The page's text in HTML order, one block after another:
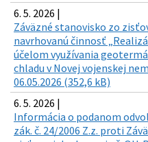
6. 5. 2026 |
Záväzné stanovisko zo
navrhovanú činnosť
účelom využívania
chladu v Novej vojenskej
06.05.2026 (352,6 kB)
6. 5. 2026 |
Informácia o podanom
zák. č. 24/2006 Z.z. proti